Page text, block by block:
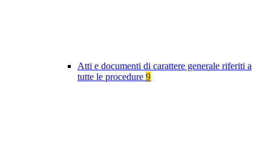
Atti e documenti di carattere generale riferiti a
tutte le procedure 9